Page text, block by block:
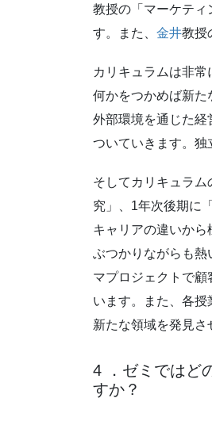
教授の「マーケティ
す。また、 金井教授
カリキュラムは非
何かをつかめば新た
外部環境を通じた経
ついていきます。独
そしてカリキュラ
究」、1年次後期に
キャリアの違いか
ぶつかりながらも熱
マプロジェクトで
います。また、各
新たな領域を発見さ
4 ．ゼミではど
すか？